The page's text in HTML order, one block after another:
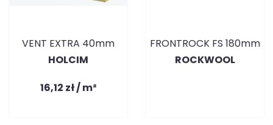
VENT EXTRA 40mm
HOLCIM
16,12 zł / m²
FRONTROCK FS 180mm
ROCKWOOL